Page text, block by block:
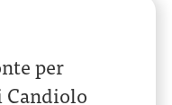
per
Candiolo